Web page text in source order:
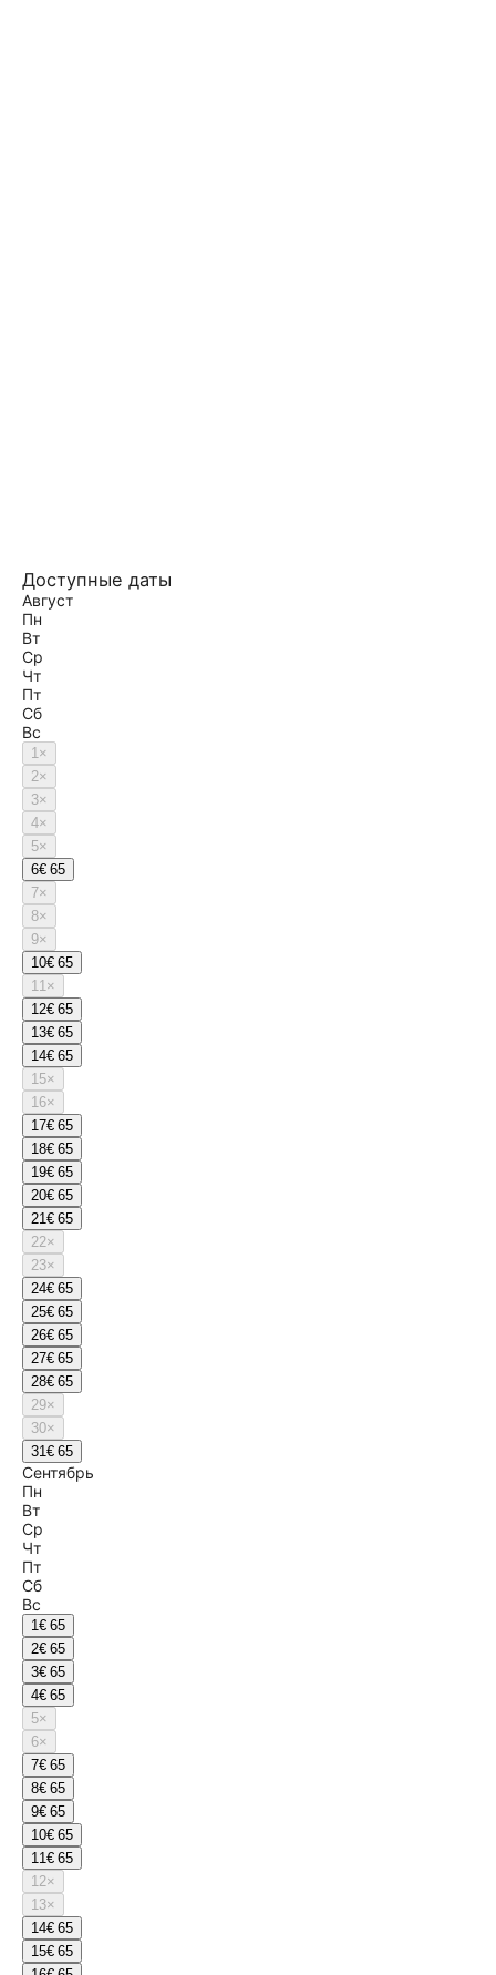
Доступные даты
Август
Пн
Вт
Ср
Чт
Пт
Сб
Вс
1×
2×
3×
4×
5×
6€ 65
7×
8×
9×
10€ 65
11×
12€ 65
13€ 65
14€ 65
15×
16×
17€ 65
18€ 65
19€ 65
20€ 65
21€ 65
22×
23×
24€ 65
25€ 65
26€ 65
27€ 65
28€ 65
29×
30×
31€ 65
Сентябрь
Пн
Вт
Ср
Чт
Пт
Сб
Вс
1€ 65
2€ 65
3€ 65
4€ 65
5×
6×
7€ 65
8€ 65
9€ 65
10€ 65
11€ 65
12×
13×
14€ 65
15€ 65